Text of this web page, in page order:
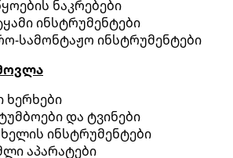
ნაკრებები
ინსტრუმენტები
სამონტაჟო ინსტრუმენტები
ხერხები
და ტვინები
ინსტრუმენტები
აპარატები